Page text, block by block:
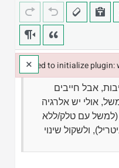
Failed to initialize plugin:
×
Failed to initialize plugin: